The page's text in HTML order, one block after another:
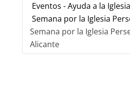
Eventos - Ayuda a la
Semana por la Iglesia
Semana por la Iglesia
Alicante